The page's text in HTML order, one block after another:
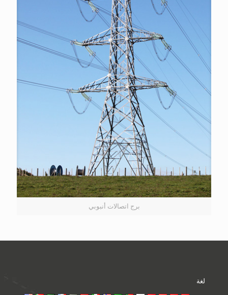
برج اتصالات أنبوبي
لغة